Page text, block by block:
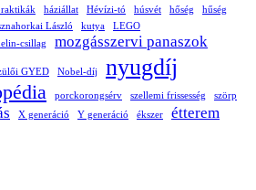
háziállat Hévízi-tó húsvét hőség
hűség
László kutya LEGO
csillag mozgásszervi panaszok
GYED Nobel-díj nyugdíj
porckorongsérv szellemi frissesség
szörp
X generáció Y generáció ékszer étterem